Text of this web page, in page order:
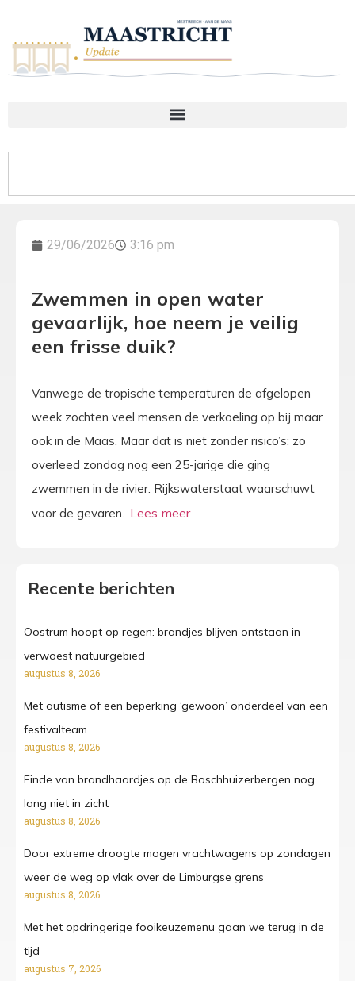
29/06/2026 3:16 pm
Zwemmen in open water
gevaarlijk, hoe neem je veilig
een frisse duik?
Vanwege de tropische temperaturen de afgelopen
week zochten veel mensen de verkoeling op bij maar
ook in de Maas. Maar dat is niet zonder risico’s: zo
overleed zondag nog een 25-jarige die ging
zwemmen in de rivier. Rijkswaterstaat waarschuwt
voor de gevaren.
Recente berichten
Oostrum hoopt op regen: brandjes blijven ontstaan in
verwoest natuurgebied
augustus 8, 2026
Met autisme of een beperking ‘gewoon’ onderdeel van een
festivalteam
augustus 8, 2026
Einde van brandhaardjes op de Boschhuizerbergen nog
lang niet in zicht
augustus 8, 2026
Door extreme droogte mogen vrachtwagens op zondagen
weer de weg op vlak over de Limburgse grens
augustus 8, 2026
Met het opdringerige fooikeuzemenu gaan we terug in de
tijd
augustus 7, 2026